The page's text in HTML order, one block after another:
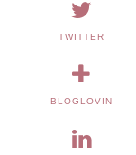
TWITTER
BLOGLOVIN